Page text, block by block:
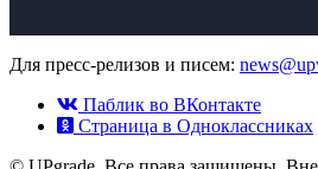
Для пресс-релизов и писем:
Паблик во ВКонтакте
Страница в Одноклассниках